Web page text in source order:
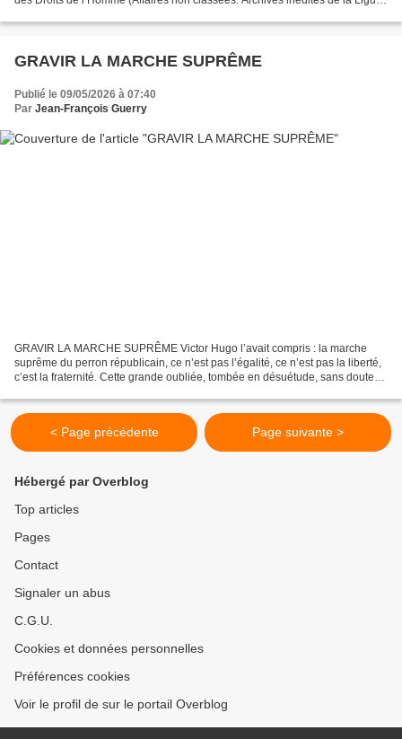
GRAVIR LA MARCHE SUPRÊME
Publié le 09/05/2026 à 07:40
Par Jean-François Guerry
GRAVIR LA MARCHE SUPRÊME Victor Hugo l’avait compris : la marche
suprême du perron républicain, ce n’est pas l’égalité, ce n’est pas la liberté,
c’est la fraternité. Cette grande oubliée, tombée en désuétude, sans doute
< Page précédente Page suivante >
Hébergé par Overblog
Top articles
Pages
Contact
Signaler un abus
C.G.U.
Cookies et données personnelles
Préférences cookies
Voir le profil de sur le portail Overblog